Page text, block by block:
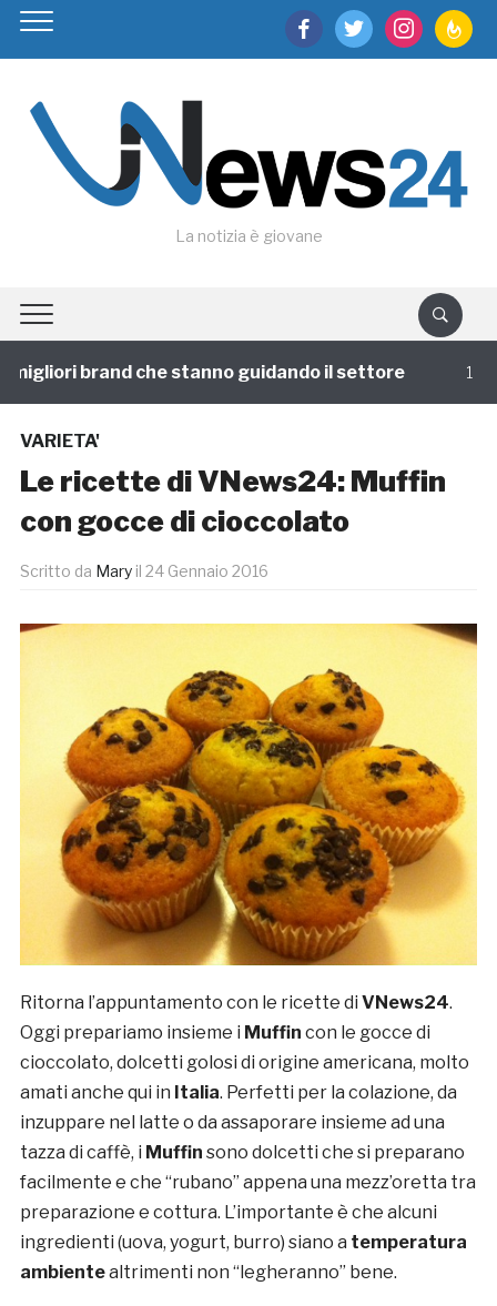
facebooktwitter instagram
La notizia è giovane
brand che stanno guidando il settore 1 annofa
VARIETA'
Le ricette di VNews24: Muffin
con gocce di cioccolato
Scritto da Mary il 24 Gennaio 2016
Ritorna l’appuntamento con le ricette di VNews24.
Oggi prepariamo insieme i Muffin con le gocce di
cioccolato, dolcetti golosi di origine americana, molto
amati anche qui in Italia. Perfetti per la colazione, da
inzuppare nel latte o da assaporare insieme ad una
tazza di caffè, i Muffin sono dolcetti che si preparano
facilmente e che “rubano” appena una mezz’oretta tra
preparazione e cottura. L’importante è che alcuni
ingredienti (uova, yogurt, burro) siano a temperatura
ambientealtrimenti non “legheranno” bene.